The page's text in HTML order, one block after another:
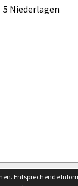
5 Niederlagen
Entsprechende